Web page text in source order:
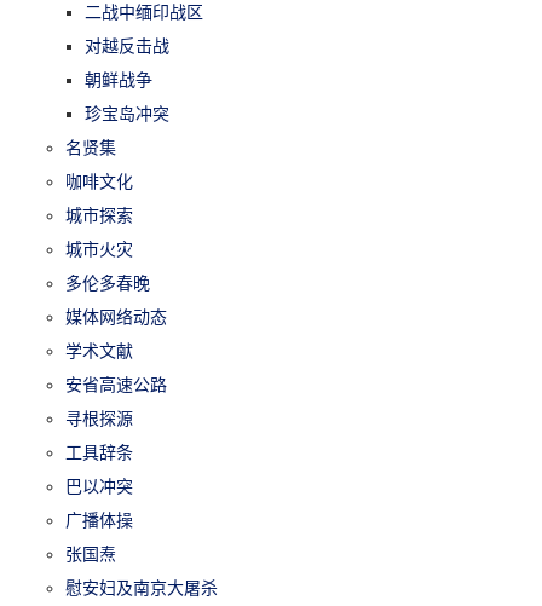
二战中缅印战区
对越反击战
朝鲜战争
珍宝岛冲突
名贤集
咖啡文化
城市探索
城市火灾
多伦多春晚
媒体网络动态
学术文献
安省高速公路
寻根探源
工具辞条
巴以冲突
广播体操
张国焘
慰安妇及南京大屠杀